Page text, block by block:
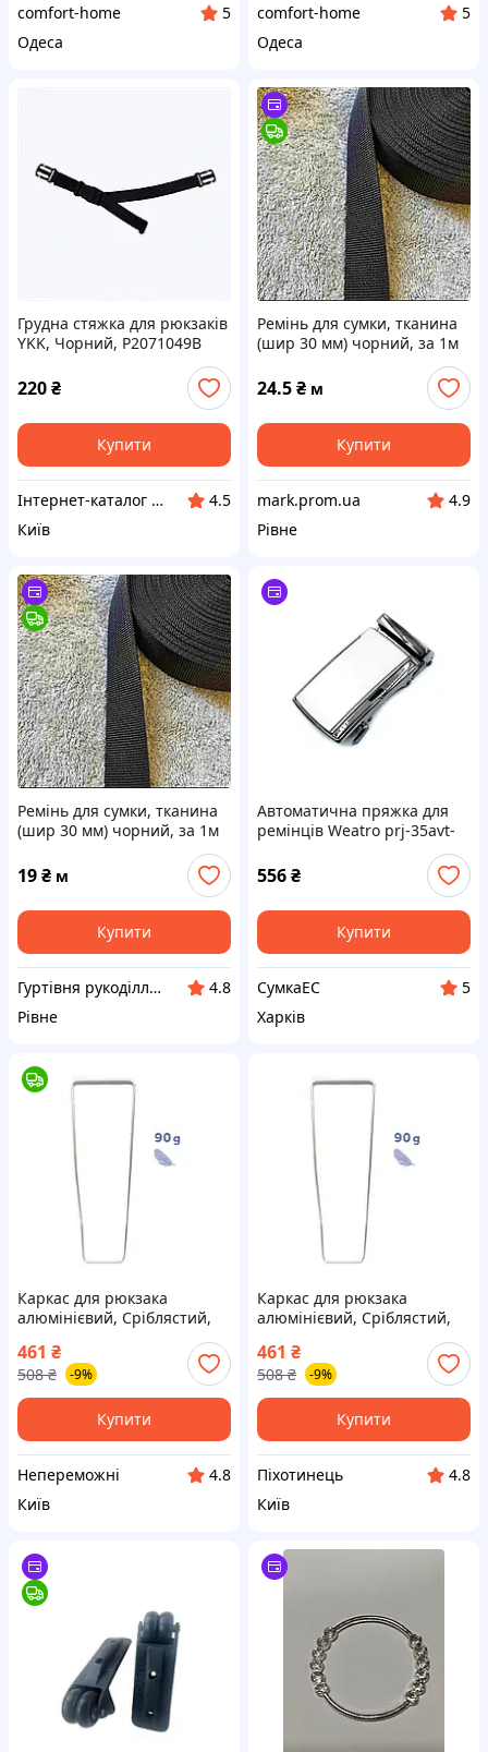
comfort-home
5
Одеса
comfort-home
5
Одеса
Грудна стяжка для рюкзаків
YKK, Чорний, P2071049B
220₴
Купити
Інтернет-каталог знижок Техно ECO
4.5
Київ
Ремінь для сумки, тканина
(шир 30 мм) чорний, за 1м
24.5₴ м
Купити
mark.prom.ua
4.9
Рівне
Ремінь для сумки, тканина
(шир 30 мм) чорний, за 1м
19₴ м
Купити
Гуртівня рукоділля та декору "Т.Р.О.Н"
4.8
Рівне
Автоматична пряжка для
ремінців Weatro prj-35avt-
556₴
Купити
СумкаЕС
5
Харків
Каркас для рюкзака
алюмінієвий, Сріблястий,
461 ₴
508 ₴ -9%
Купити
Непереможні
4.8
Київ
Каркас для рюкзака
алюмінієвий, Сріблястий,
461 ₴
508 ₴ -9%
Купити
Піхотинець
4.8
Київ